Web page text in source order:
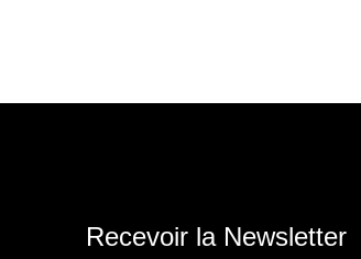
Recevoir la Newsletter